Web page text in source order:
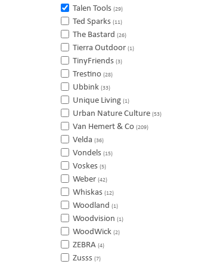
Talen Tools (29)
Ted Sparks (11)
The Bastard (26)
Tierra Outdoor (1)
TinyFriends (3)
Trestino (28)
Ubbink (33)
Unique Living (1)
Urban Nature Culture (53)
Van Hemert & Co (209)
Velda (36)
Vondels (15)
Voskes (5)
Weber (42)
Whiskas (12)
Woodland (1)
Woodvision (1)
WoodWick (2)
ZEBRA (4)
Zusss (7)